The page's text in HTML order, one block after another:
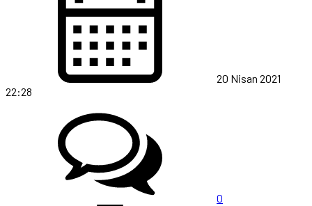
20 Nisan 2021
22:28
0